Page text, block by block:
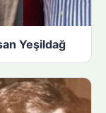
Yeşildağ